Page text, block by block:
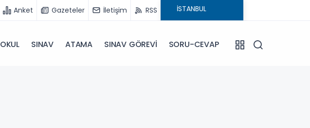
Anket Gazeteler İletişim RSS
OKUL SINAV ATAMA SINAV GÖREVİ SORU-CEVAP